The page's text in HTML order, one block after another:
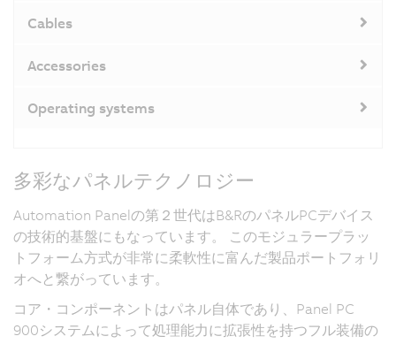
Cables
Accessories
Operating systems
多彩なパネルテクノロジー
Automation Panelの第２世代はB&RのパネルPCデバイス
の技術的基盤にもなっています。 このモジュラープラッ
トフォーム方式が非常に柔軟性に富んだ製品ポートフォリ
オへと繋がっています。
コア・コンポーネントはパネル自体であり、Panel PC
900システムによって処理能力に拡張性を持つフル装備の